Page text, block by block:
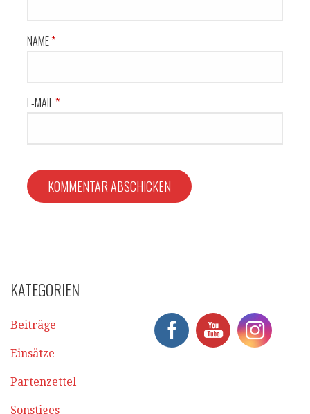
NAME*
E-MAIL*
KATEGORIEN
Beiträge
Einsätze
Partenzettel
Sonstiges